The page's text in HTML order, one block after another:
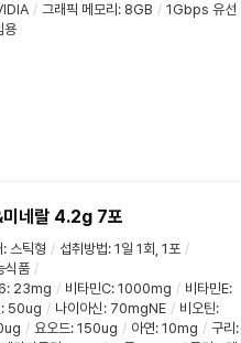
/ 그래픽 메모리 : 8GB / 1Gbps 유선
용
미네랄 4.2g 7포
: 스틱형 / 섭취방법: 1일 1회, 1포 /
식품 /
: 23mg / 비타민C: 1000mg / 비타민E:
: 50ug / 나이아신 : 70mgNE / 비오틴:
/ 요오드: 150ug / 아연: 10mg / 구리 :